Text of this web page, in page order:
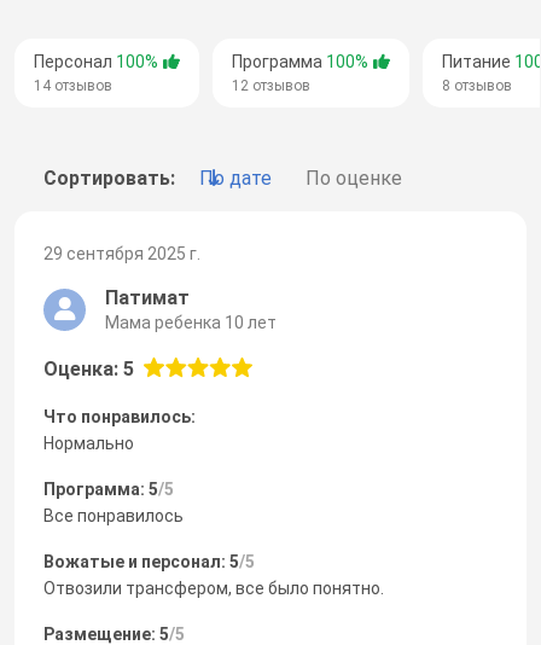
Персонал 100%
14 отзывов
Программа 100%
12 отзывов
Питание
8 отзывов
Сортировать: По дате По оценке
29 сентября 2025 г.
Патимат
Мама ребенка 10 лет
Оценка: 5
Что понравилось:
Нормально
Программа: 5/5
Все понравилось
Вожатые и персонал: 5/5
Отвозили трансфером, все было понятно.
Размещение: 5/5